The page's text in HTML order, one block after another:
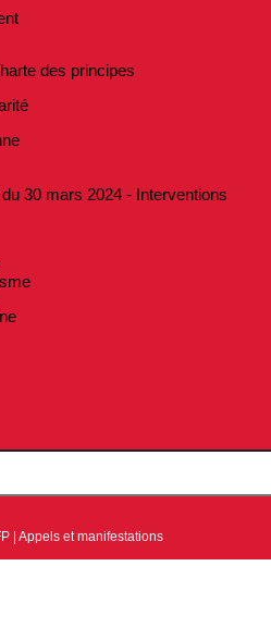
des principes
30 mars 2024 - Interventions
|Appels et manifestations